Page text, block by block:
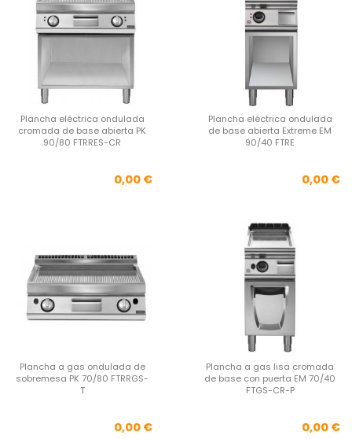
Plancha eléctrica ondulada
cromada de base abierta PK
90/80 FTRRES-CR
Precio
0,00 €
Plancha eléctrica ondulada
de base abierta Extreme EM
90/40 FTRE
0,00 €
Plancha a gas ondulada de
sobremesa PK 70/80 FTRRGS-
T
Precio
0,00 €
Plancha a gas lisa cromada
de base con puerta EM 70/40
FTGS-CR-P
0,00 €